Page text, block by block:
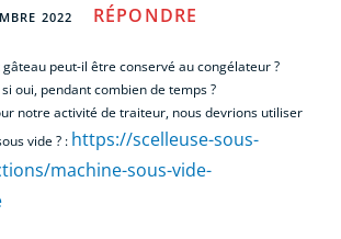
2022 RÉPONDRE
peut-il être conservé au congélateur ?
oui, pendant combien de temps ?
notre activité de traiteur, nous devrions utiliser
vide ? : https://scelleuse-sous-
machine-sous-vide-